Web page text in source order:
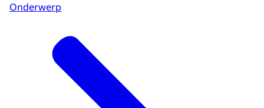
Onderwerp